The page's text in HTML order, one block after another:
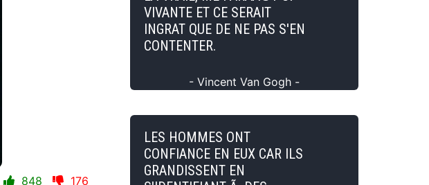
848 176
VIVANTE ET CE SERAIT
INGRAT QUE DE NE PAS S'EN
CONTENTER.
- Vincent Van Gogh -
LES HOMMES ONT
CONFIANCE EN EUX CAR ILS
GRANDISSENT EN